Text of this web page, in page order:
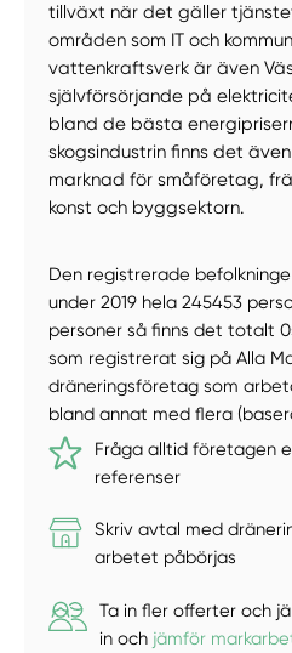
tillväxt när det gäller
områden som IT och
vattenkraftsverk är även
självförsörjande på
bland de bästa
skogsindustrin finns det
marknad för småföretag,
konst och byggsektorn.
Den registrerade
under 2019 hela 245453
personer så finns det totalt
som registrerat sig på Alla
dräneringsföretag som
bland annat med flera
Fråga alltid företagen
referenser
Skriv avtal med
arbetet påbörjas
Ta in fler offerter och
in och jämför